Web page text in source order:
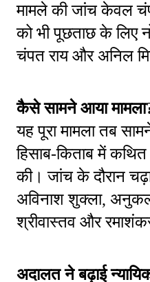
मामले की जांच केवल
को भी पूछताछ के लिए
चंपत राय और अनिल
कैसे सामने आया
यह पूरा मामला तब
हिसाब-किताब में
की। जांच के दौरान
अविनाश शुक्ला,
श्रीवास्तव और
अदालत ने बढ़ाई